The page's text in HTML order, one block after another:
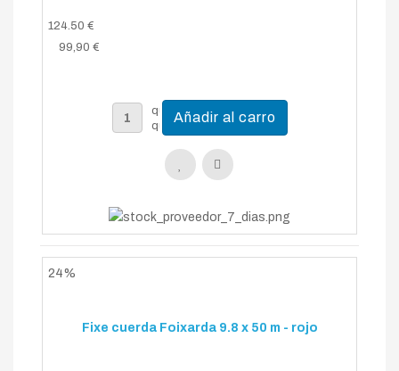
124.50 €
99,90 €
24%
Fixe cuerda Foixarda 9.8 x 50 m - rojo